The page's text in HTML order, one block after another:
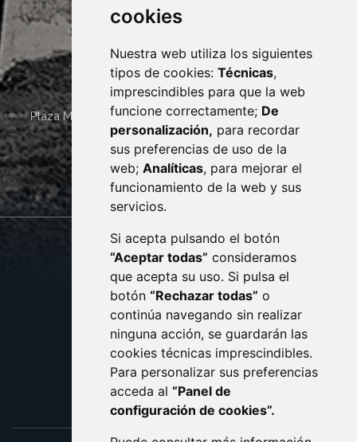
cookies
Nuestra web utiliza los siguientes
tipos de cookies: Técnicas,
imprescindibles para que la web
funcione correctamente; De
personalización, para recordar
sus preferencias de uso de la
web; Analíticas, para mejorar el
funcionamiento de la web y sus
servicios.
Si acepta pulsando el botón
“Aceptar todas” consideramos
que acepta su uso. Si pulsa el
botón “Rechazar todas” o
continúa navegando sin realizar
ninguna acción, se guardarán las
cookies técnicas imprescindibles.
Para personalizar sus preferencias
acceda al “Panel de
configuración de cookies”.
Plaza Mayor 4 22400 MONZÓN - ARAGÓN (ESPAÑA)
· (34) 974 400 700 ·
sac@monzon.es
monzon.es
CONTACTO
AVISO LEGAL
PROTECCIÓN DE DATOS
POLÍTICA DE COOKIES
ACCESIBILIDAD
ENLACE EXTERNO AL